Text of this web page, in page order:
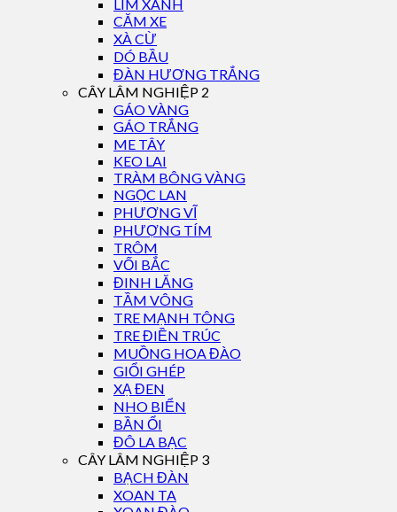
LIM XANH
CĂM XE
XÀ CỪ
DÓ BẦU
ĐÀN HƯƠNG TRẮNG
CÂY LÂM NGHIỆP 2
GÁO VÀNG
GÁO TRẮNG
ME TÂY
KEO LAI
TRÀM BÔNG VÀNG
NGỌC LAN
PHƯỢNG VĨ
PHƯỢNG TÍM
TRÔM
VỐI BẮC
ĐINH LĂNG
TẦM VÔNG
TRE MẠNH TÔNG
TRE ĐIỀN TRÚC
MUỒNG HOA ĐÀO
GIỔI GHÉP
XẠ ĐEN
NHO BIỂN
BẦN ỔI
ĐÔ LA BẠC
CÂY LÂM NGHIỆP 3
BẠCH ĐÀN
XOAN TA